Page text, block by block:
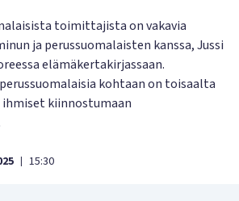
toimittajista on vakavia
ja perussuomalaisten kanssa, Jussi
elämäkertakirjassaan.
kohtaan on toisaalta
kiinnostumaan
| 15:30